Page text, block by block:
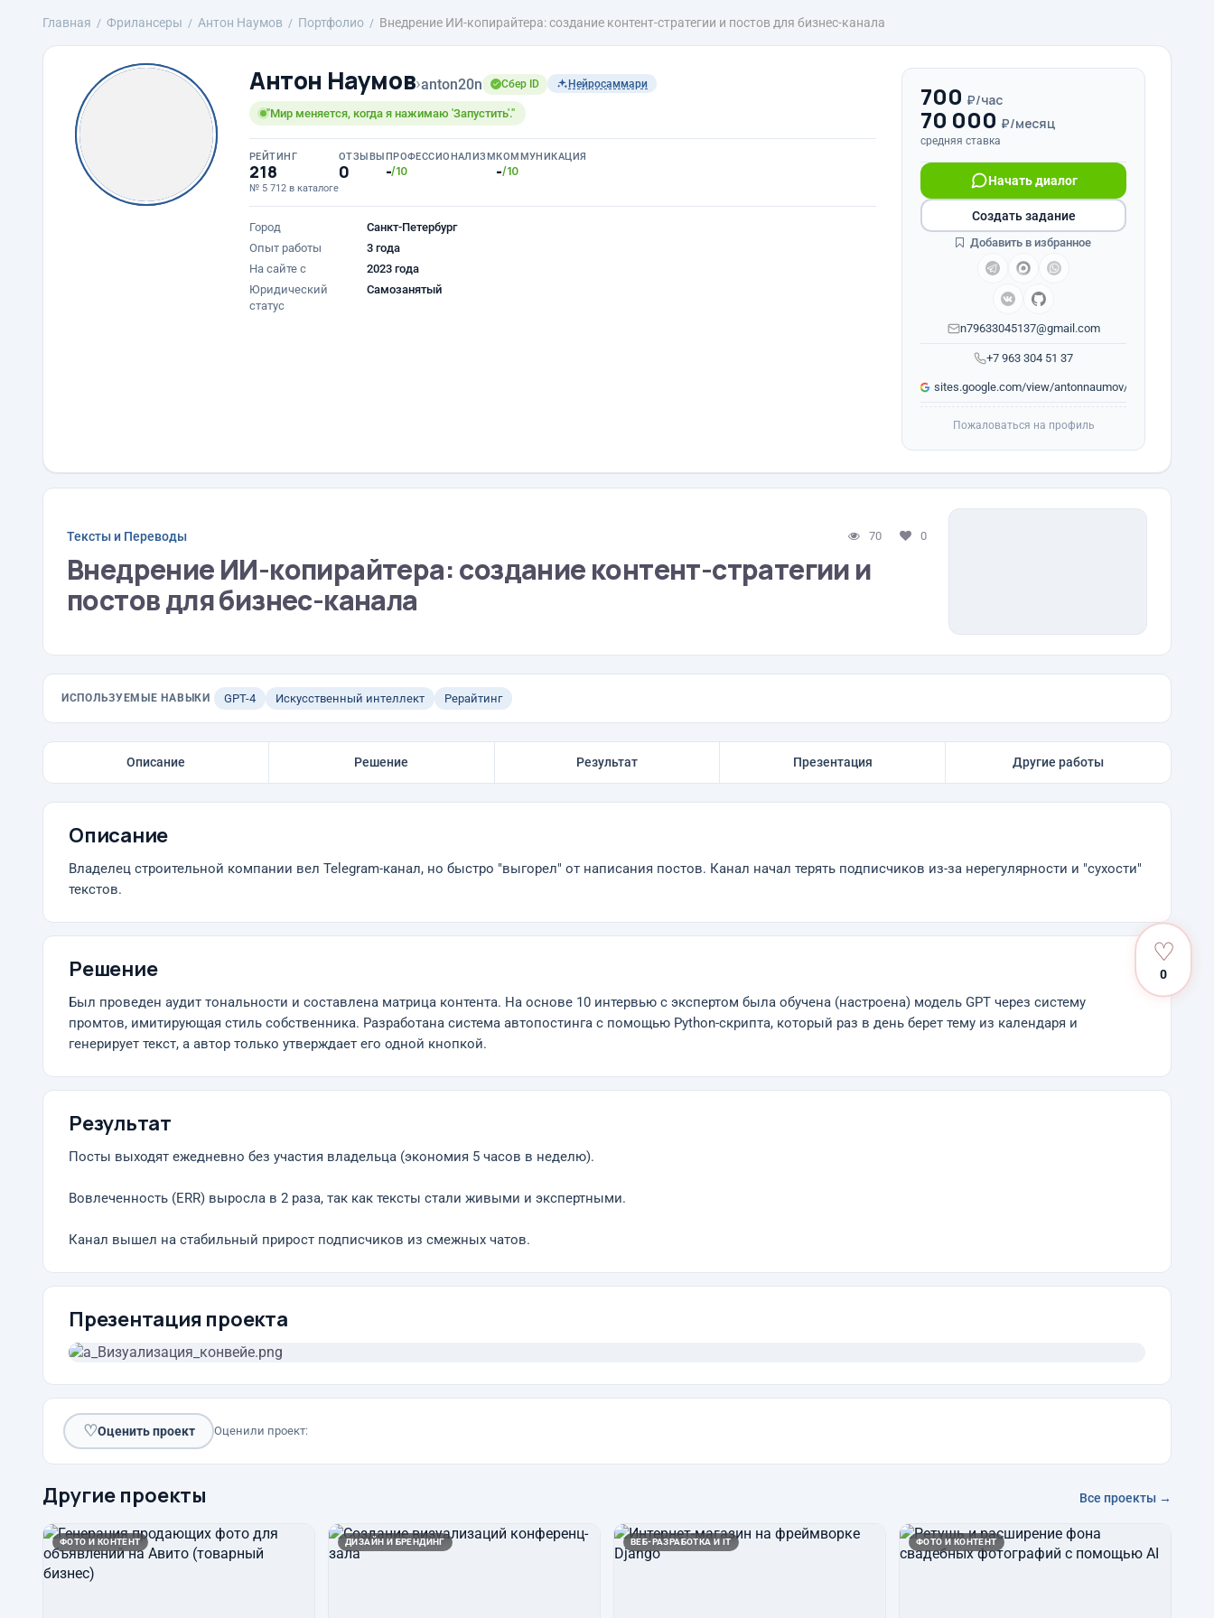
Главная Фрилансеры Антон Наумов Портфолио Внедрение ИИ-копирайтера: создание контент-стратегии и постов для бизнес-канала
Антон Наумов›anton20n Сбер ID Нейросаммари
"Мир меняется, когда я нажимаю 'Запустить'."
РЕЙТИНГ
218
№ 5 712 в каталоге
ОТЗЫВЫ
0
ПРОФЕССИОНАЛИЗМ
-/10
КОММУНИКАЦИЯ
-/10
Город
Санкт-Петербург
Опыт работы
3 года
На сайте с
2023 года
Юридический
статус
Самозанятый
700 ₽/час
70 000 ₽/месяц
средняя ставка
+7 963 304 51 37
Начать диалог
n79633045137@gmail.com
sites.google.com/view/antonnaumov/
Создать задание
Добавить в избранное
Пожаловаться на профиль
Тексты и Переводы 70 0
Внедрение ИИ-копирайтера: создание контент-стратегии и
постов для бизнес-канала
ИСПОЛЬЗУЕМЫЕ НАВЫКИ GPT-4 Искусственный интеллект Рерайтинг
Описание Решение Результат Презентация Другие работы
Описание
Владелец строительной компании вел Telegram-канал, но быстро "выгорел" от написания постов. Канал начал терять подписчиков из-за нерегулярности и "сухости"
текстов.
Решение
Был проведен аудит тональности и составлена матрица контента. На основе 10 интервью с экспертом была обучена (настроена) модель GPT через систему
промтов, имитирующая стиль собственника. Разработана система автопостинга с помощью Python-скрипта, который раз в день берет тему из календаря и
генерирует текст, а автор только утверждает его одной кнопкой.
Результат
Посты выходят ежедневно без участия владельца (экономия 5 часов в неделю).
Вовлеченность (ERR) выросла в 2 раза, так как тексты стали живыми и экспертными.
Канал вышел на стабильный прирост подписчиков из смежных чатов.
Презентация проекта
♡
0
♡Оценить проект Оценили проект:
Другие проекты Все проекты →
ФОТО И КОНТЕНТ ДИЗАЙН И БРЕНДИНГ ВЕБ-РАЗРАБОТКА И IT ФОТО И КОНТЕНТ